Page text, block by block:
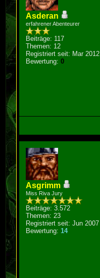
Asderan
erfahrener Abenteurer
Beiträge: 117
Themen: 12
Registriert seit: Mar 2012
Bewertung:0
Asgrimm
Miss Riva Jury
Beiträge: 3.572
Themen: 23
Registriert seit: Jun 2007
Bewertung:14